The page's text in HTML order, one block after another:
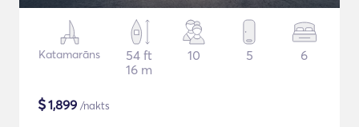
Katamarāns
54 ft
16 m
10 5 6
$1,899 /nakts